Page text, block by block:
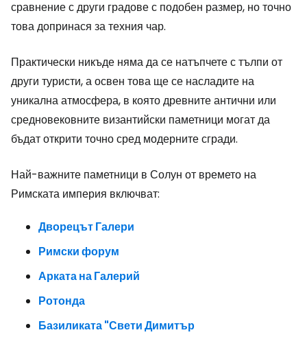
сравнение с други градове с подобен размер, но точно
това допринася за техния чар.
Практически никъде няма да се натъпчете с тълпи от
други туристи, а освен това ще се насладите на
уникална атмосфера, в която древните антични или
средновековните византийски паметници могат да
бъдат открити точно сред модерните сгради.
Най-важните паметници в Солун от времето на
Римската империя включват:
Дворецът Галери
Римски форум
Арката на Галерий
Ротонда
Базиликата "Свети Димитър